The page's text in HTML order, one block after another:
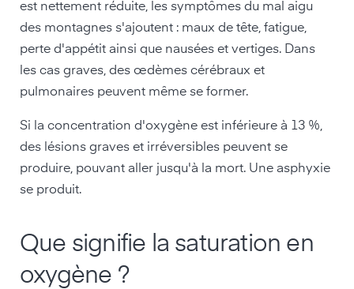
est nettement réduite, les symptômes du mal aigu
des montagnes s'ajoutent : maux de tête, fatigue,
perte d'appétit ainsi que nausées et vertiges. Dans
les cas graves, des œdèmes cérébraux et
pulmonaires peuvent même se former.
Si la concentration d'oxygène est inférieure à 13 %,
des lésions graves et irréversibles peuvent se
produire, pouvant aller jusqu'à la mort. Une asphyxie
se produit.
Que signifie la saturation en
oxygène ?